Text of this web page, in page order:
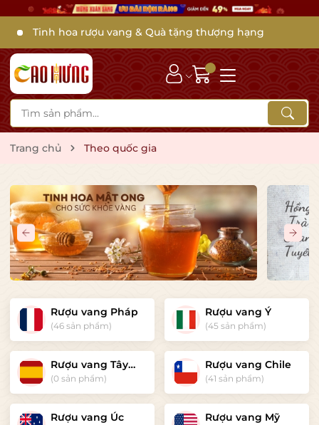
Tinh hoa rượu vang & Quà tặng thượng hạng
Trang chủ Theo quốc gia
Rượu vang Pháp
(46 sản phẩm)
Rượu vang Ý
(45 sản phẩm)
Rượu vang Tây
Ban Nha
(0 sản phẩm)
Rượu vang Chile
(41 sản phẩm)
Rượu vang Úc Rượu vang Mỹ